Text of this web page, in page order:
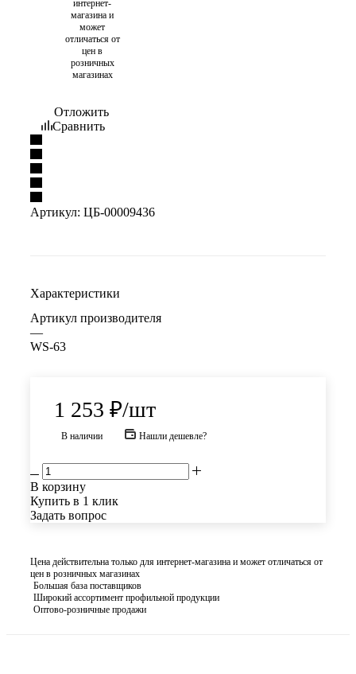
интернет-
магазина и
может
отличаться от
цен в
розничных
магазинах
Отложить
Сравнить
Артикул: ЦБ-00009436
Характеристики
Артикул производителя
—
WS-63
1 253 ₽/шт
В наличии Нашли дешевле?
В корзину
Купить в 1 клик
Задать вопрос
Цена действительна только для интернет-магазина и может отличаться от
цен в розничных магазинах
Большая база поставщиков
Широкий ассортимент профильной продукции
Оптово-розничные продажи